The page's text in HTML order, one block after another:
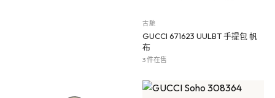
古馳
GUCCI 671623 UULBT 手提包 帆
布
3 件在售